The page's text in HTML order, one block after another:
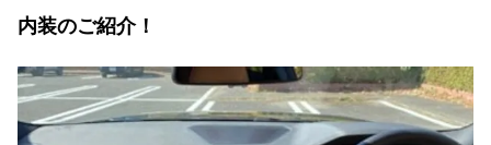
内装のご紹介！